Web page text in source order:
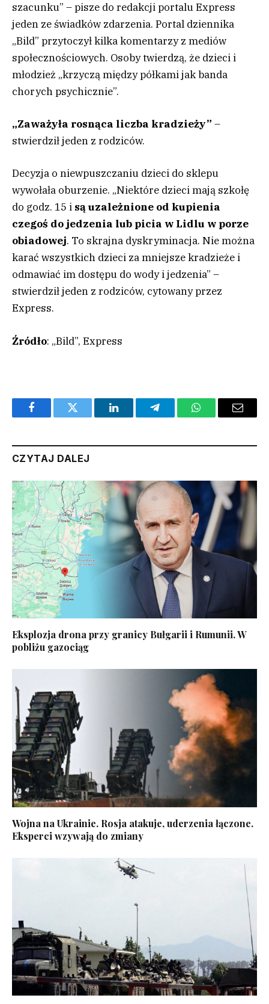
szacunku” – pisze do redakcji portalu Express
jeden ze świadków zdarzenia. Portal dziennika
„Bild” przytoczył kilka komentarzy z mediów
społecznościowych. Osoby twierdzą, że dzieci i
młodzież „krzyczą między półkami jak banda
chorych psychicznie”.
„Zaważyła rosnąca liczba kradzieży” –
stwierdził jeden z rodziców.
Decyzja o niewpuszczaniu dzieci do sklepu
wywołała oburzenie. „Niektóre dzieci mają szkołę
do godz. 15 i są uzależnione od kupienia
czegoś do jedzenia lub picia w Lidlu w porze
obiadowej. To skrajna dyskryminacja. Nie można
karać wszystkich dzieci za mniejsze kradzieże i
odmawiać im dostępu do wody i jedzenia” –
stwierdził jeden z rodziców, cytowany przez
Express.
Źródło: „Bild”, Express
FacebookTwitter LinkedInTelegramWhatsAppEmail
CZYTAJ DALEJ
Eksplozja drona przy granicy Bułgarii i Rumunii. W
pobliżu gazociąg
Wojna na Ukrainie. Rosja atakuje, uderzenia łączone.
Eksperci wzywają do zmiany